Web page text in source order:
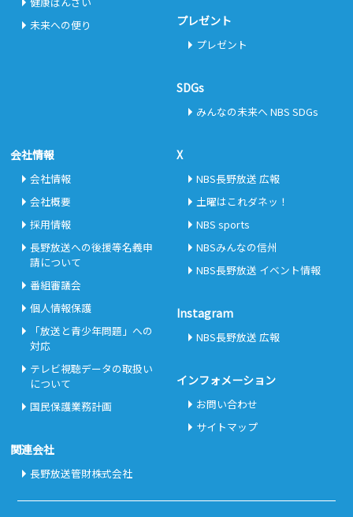
未来への便り
プレゼント
プレゼント
SDGs
みんなの未来へ NBS SDGs
会社情報
会社情報
会社概要
採用情報
長野放送への後援等名義申
請について
番組審議会
個人情報保護
「放送と青少年問題」への
対応
テレビ視聴データの取扱い
について
国民保護業務計画
関連会社
長野放送管財株式会社
X
NBS長野放送 広報
土曜はこれダネッ！
NBS sports
NBSみんなの信州
NBS長野放送 イベント情報
Instagram
NBS長野放送 広報
インフォメーション
お問い合わせ
サイトマップ